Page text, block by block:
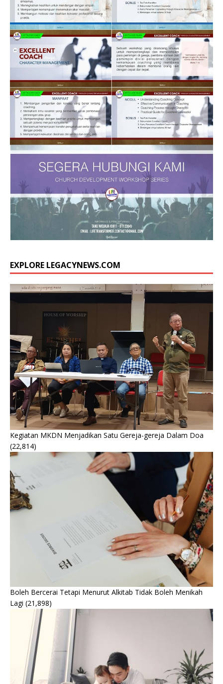
EXPLORE LEGACYNEWS.COM
Kegiatan MKDN Menjadikan Satu Gereja-gereja Dalam Doa
(22,814)
Boleh Bercerai Tetapi Menurut Alkitab Tidak Boleh Menikah
Lagi (21,898)